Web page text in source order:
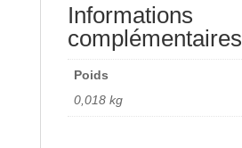
COVERInformations
complémentaires
Poids
0,018 kg